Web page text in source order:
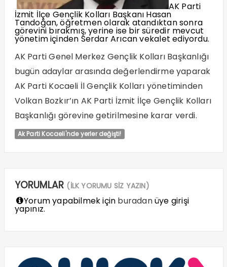
AK Parti
İzmit İlçe Gençlik Kolları Başkanı Hasan
Tandoğan, öğretmen olarak atandıktan sonra
görevini bırakmış, yerine ise bir süredir mevcut
yönetim içinden Serdar Arıcan vekalet ediyordu.
AK Parti Genel Merkez Gençlik Kolları Başkanlığı
bugün adaylar arasında değerlendirme yaparak
AK Parti Kocaeli İl Gençlik Kolları yönetiminden
Volkan Bozkır’ın AK Parti İzmit İlçe Gençlik Kolları
Başkanlığı görevine getirilmesine karar verdi.
Ak Parti Kocaeli'nde yerler değişti!
YORUMLAR (İLK YORUMU SİZ YAZIN)
Yorum yapabilmek için buradanüye girişi
yapınız.